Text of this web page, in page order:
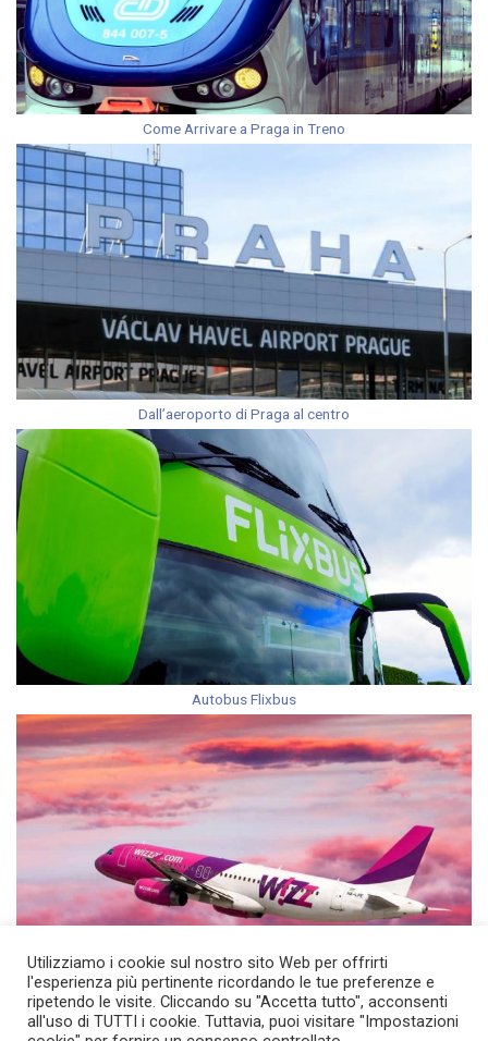
Come Arrivare a Praga in Treno
Dall’aeroporto di Praga al centro
Autobus Flixbus
Voli per Praga dall’Italia
Utilizziamo i cookie sul nostro sito Web per offrirti
l'esperienza più pertinente ricordando le tue preferenze e
ripetendo le visite. Cliccando su "Accetta tutto", acconsenti
all'uso di TUTTI i cookie. Tuttavia, puoi visitare "Impostazioni